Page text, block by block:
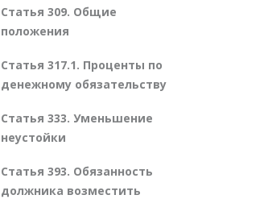
Статья 309. Общие
положения
Статья 317.1. Проценты по
денежному обязательству
Статья 333. Уменьшение
неустойки
Статья 393. Обязанность
должника возместить